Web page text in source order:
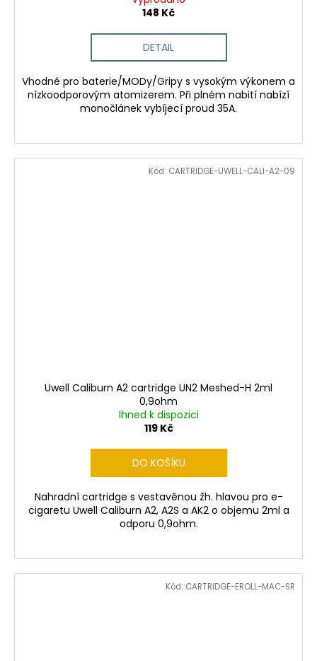
148 Kč
DETAIL
Vhodné pro baterie/MODy/Gripy s vysokým výkonem a
nízkoodporovým atomizerem. Při plném nabití nabízí
monočlánek vybíjecí proud 35A.
Uwell Caliburn A2 cartridge UN2 Meshed-H 2ml
0,9ohm
Ihned k dispozici
119 Kč
DO KOŠÍKU
Nahradní cartridge s vestavěnou žh. hlavou pro e-
cigaretu Uwell Caliburn A2, A2S a AK2 o objemu 2ml a
odporu 0,9ohm.
Kód: CARTRIDGE-UWELL-CALI-A2-09
Kód: CARTRIDGE-EROLL-MAC-SR